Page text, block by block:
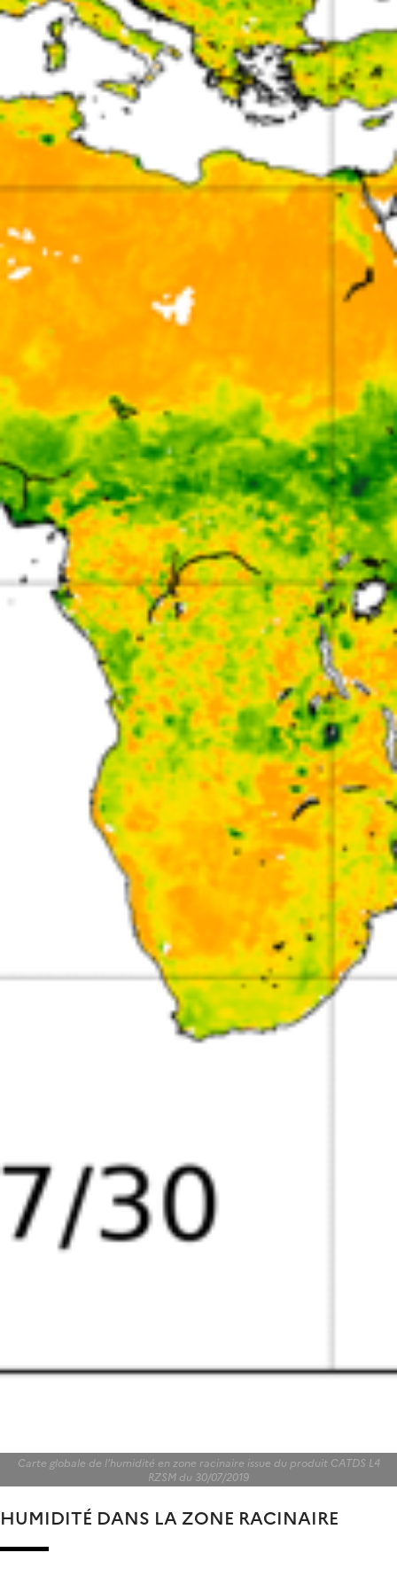
Carte globale de l’humidité en zone racinaire issue du produit CATDS L4
RZSM du 30/07/2019
HUMIDITÉ DANS LA ZONE RACINAIRE